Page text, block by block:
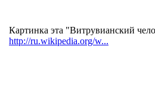
Картинка эта "Витрувианский
http://ru.wikipedia.org/w...